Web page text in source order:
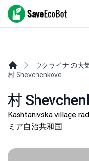
SaveEcoBot
ウクライナ の大
村 Shevchenkove
村
Kashtanivska village
ミア自治共和国